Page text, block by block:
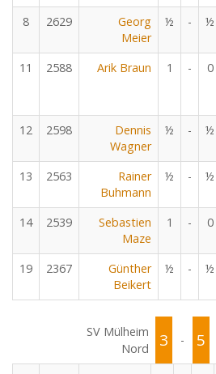
8 2629
Georg
Meier
½ - ½
11 2588 Arik Braun 1 - 0
12 2598
Dennis
Wagner
½ - ½
13 2563
Rainer
Buhmann
½ - ½
14 2539
Sebastien
Maze
1 - 0
19 2367
Günther
Beikert
½ - ½
SV Mülheim
Nord
3 - 5